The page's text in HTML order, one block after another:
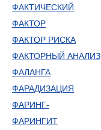
ФАКТИЧЕСКИЙ
ФАКТОР
ФАКТОР РИСКА
ФАКТОРНЫЙ АНАЛИЗ
ФАЛАНГА
ФАРАДИЗАЦИЯ
ФАРИНГ-
ФАРИНГИТ